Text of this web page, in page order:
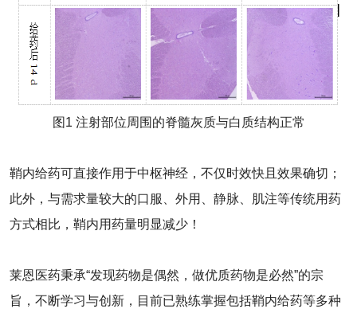
图1 注射部位周围的脊髓灰质与白质结构正常
鞘内给药可直接作用于中枢神经，不仅时效快且效果确切；
此外，与需求量较大的口服、外用、静脉、肌注等传统用药
方式相比，鞘内用药量明显减少！
莱恩医药秉承“发现药物是偶然，做优质药物是必然”的宗
旨，不断学习与创新，目前已熟练掌握包括鞘内给药等多种